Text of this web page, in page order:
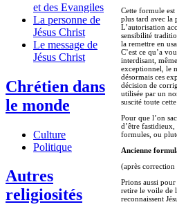
et des Evangiles
La personne de
Jésus Christ
Le message de
Jésus Christ
Chrétien dans
le monde
Culture
Politique
Autres
religiosités
Cette formule est
plus tard avec la
L’autorisation
sensibilité
la remettre en
C’est ce qu’a
interdisant,
exceptionnel, le
désormais ces
décision de
utilisée par un
suscité toute
Pour que l’on
d’être fastidieux,
formules, ou
Ancienne
(après
Prions aussi
retire le voile de
reconnaissent